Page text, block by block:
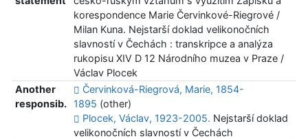
korespondence Marie Červinkové-Riegrové /
Milan Kuna. Nejstarší doklad velikonočních
slavností v Čechách : transkripce a analýza
rukopisu XIV D 12 Národního muzea v Praze /
Václav Plocek
Another
responsib.
Červinková-Riegrová, Marie, 1854-
1895 (other)
Plocek, Václav, 1923-2005. Nejstarší doklad
velikonočních slavností v Čechách